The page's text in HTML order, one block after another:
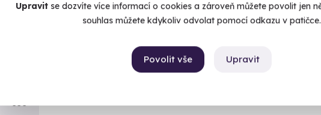
Upravitse dozvíte více informací o cookies a zároveň můžete povolit jen
souhlas můžete kdykoliv odvolat pomocí odkazu v patičce.
Upravit
Povolit vše
31
353